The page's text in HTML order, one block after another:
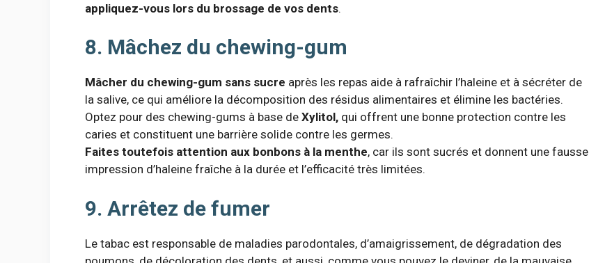
appliquez-vous lors du brossage de vos dents.
8. Mâchez du chewing-gum
Mâcher du chewing-gum sans sucre après les repas aide à rafraîchir l’haleine et à sécréter de
la salive, ce qui améliore la décomposition des résidus alimentaires et élimine les bactéries.
Optez pour des chewing-gums à base de Xylitol, qui offrent une bonne protection contre les
caries et constituent une barrière solide contre les germes.
Faites toutefois attention aux bonbons à la menthe, car ils sont sucrés et donnent une fausse
impression d’haleine fraîche à la durée et l’efficacité très limitées.
9. Arrêtez de fumer
Le tabac est responsable de maladies parodontales, d’amaigrissement, de dégradation des